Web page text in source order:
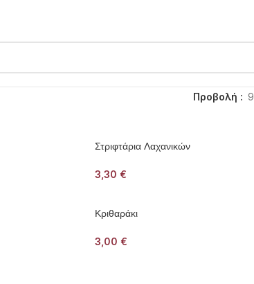
Προβολή 9
Στριφτάρια Λαχανικών
3,30 €
Κριθαράκι
3,00 €